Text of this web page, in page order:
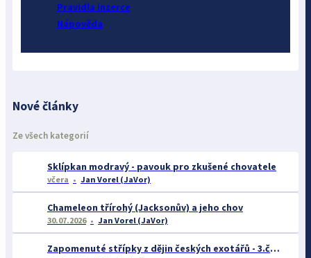
Pravidla inzerce
Nápověda
Nové články
Ze všech kategorií
Sklípkan modravý - pavouk pro zkušené chovatele
včera Jan Vorel (JaVor)
Chameleon třírohý (Jacksonův) a jeho chov
30.07.2026 Jan Vorel (JaVor)
Zapomenuté střípky z dějin českých exotářů - 3.část